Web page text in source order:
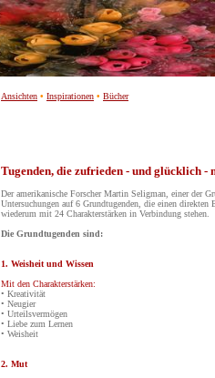
Ansichten • Inspirationen • Bücher
Tugenden, die zufrieden - und glücklich -
Der amerikanische Forscher Martin Seligman, einer der
Untersuchungen auf 6 Grundtugenden, die einen
wiederum mit 24 Charakterstärken in Verbindung stehen.
Die Grundtugenden sind:
1. Weisheit und Wissen
Mit den Charakterstärken:
• Kreativität
• Neugier
• Urteilsvermögen
• Liebe zum Lernen
• Weisheit
2. Mut